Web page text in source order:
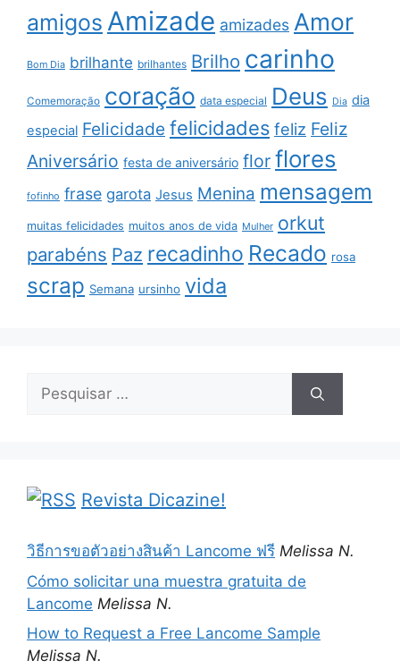
amigos Amizade amizades Amor
Bom Dia brilhante brilhantes Brilho carinho
Comemoração coração data especial Deus Dia dia
especial Felicidade felicidades feliz Feliz
Aniversário festa de aniversário flor flores
fofinho frase garota Jesus Menina mensagem
muitas felicidades muitos anos de vida Mulher orkut
parabéns Paz recadinho Recado rosa
scrap Semana ursinho vida
Pesquisar
Revista Dicazine!
วิธีการขอตัวอย่างสินค้า Lancome ฟรี Melissa N.
Cómo solicitar una muestra gratuita de
Lancome Melissa N.
How to Request a Free Lancome Sample
Melissa N.